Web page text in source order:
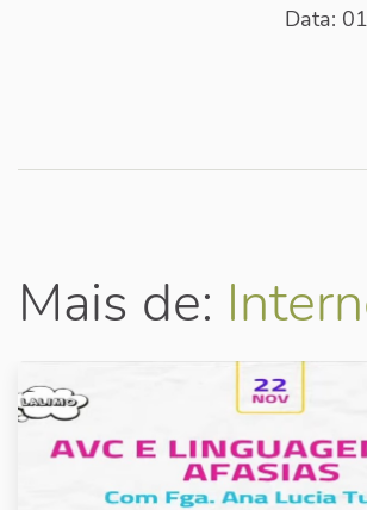
Data:
Mais de: